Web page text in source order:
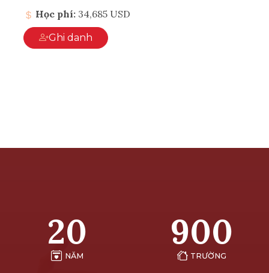
Học phí: 34,685 USD
Ghi danh
20
NĂM
900
TRƯỜNG